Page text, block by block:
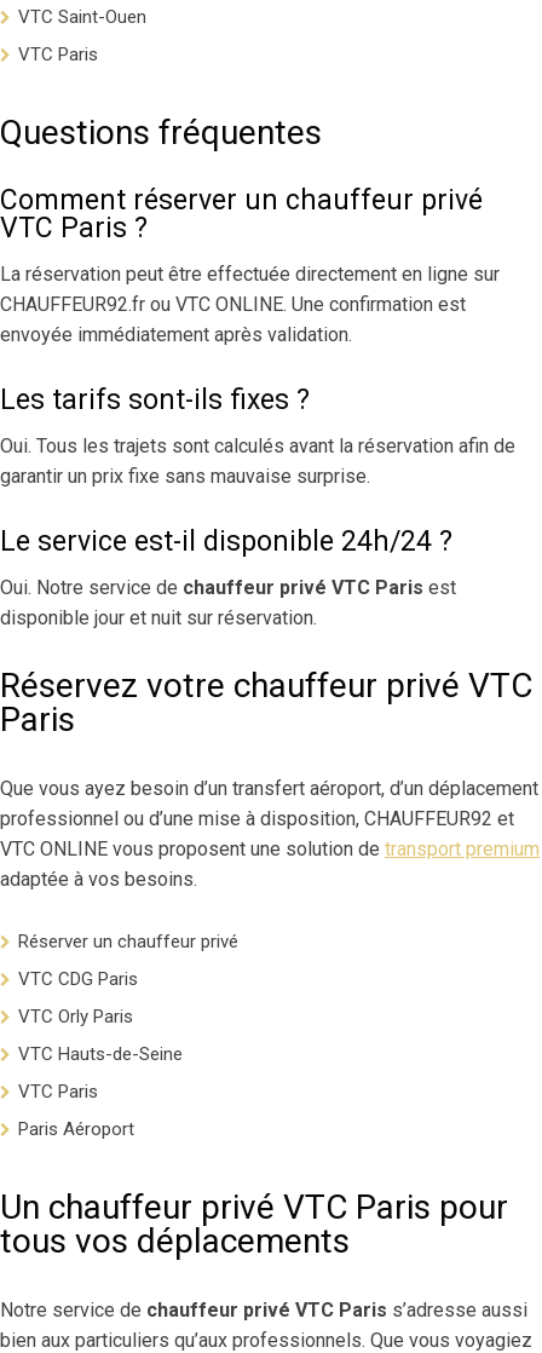
VTC Saint-Ouen
VTC Paris
Questions fréquentes
Comment réserver un chauffeur privé
VTC Paris ?
La réservation peut être effectuée directement en ligne sur
CHAUFFEUR92.fr ou VTC ONLINE. Une confirmation est
envoyée immédiatement après validation.
Les tarifs sont-ils fixes ?
Oui. Tous les trajets sont calculés avant la réservation afin de
garantir un prix fixe sans mauvaise surprise.
Le service est-il disponible 24h/24 ?
Oui. Notre service de chauffeur privé VTC Paris est
disponible jour et nuit sur réservation.
Réservez votre chauffeur privé VTC
Paris
Que vous ayez besoin d’un transfert aéroport, d’un déplacement
professionnel ou d’une mise à disposition, CHAUFFEUR92 et
VTC ONLINE vous proposent une solution de transport premium
adaptée à vos besoins.
Réserver un chauffeur privé
VTC CDG Paris
VTC Orly Paris
VTC Hauts-de-Seine
VTC Paris
Paris Aéroport
Un chauffeur privé VTC Paris pour
tous vos déplacements
Notre service de chauffeur privé VTC Paris s’adresse aussi
bien aux particuliers qu’aux professionnels. Que vous voyagiez